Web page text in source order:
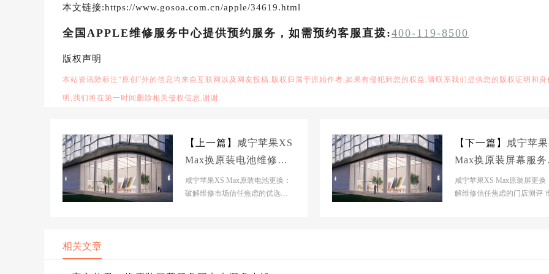
本文链接:https://www.gosoa.com.cn/apple/34619.html
全国APPLE维修服务中心提供预约服务，如需预约客服直拨:400-119-8500
版权声明
本站资讯除标注“原创”外的信息均来自互联网以及网友投稿,版权归属于原始作者,如果有侵犯到您的权益,请联系我们提供您的版权证明和身
明,我们将在第一时间删除相关侵权信息,谢谢.
【上一篇】
咸宁苹果XS
Max换原装电池维修店
大概多少钱
咸宁苹果XS Max原装电池更换：
破解维修市场信任焦虑的优选方
【下一篇】
咸宁苹
Max换原装屏幕服务
点大概多少钱
咸宁苹果XS Max原装屏更换
解维修信任焦虑的门店测评
相关文章